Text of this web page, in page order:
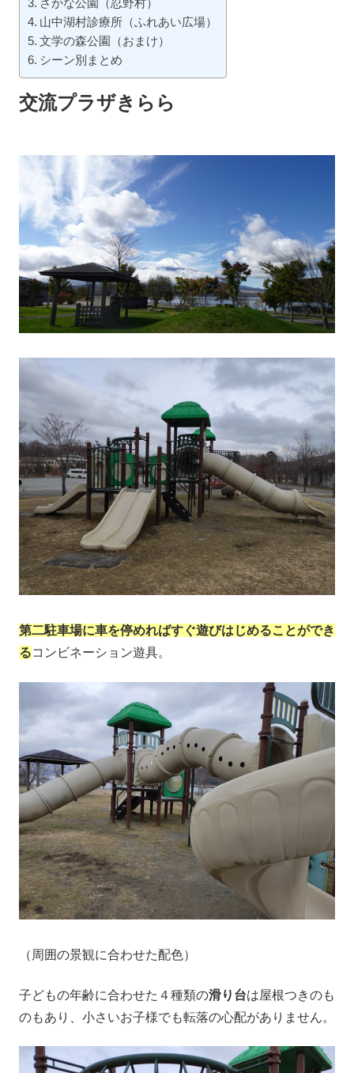
さかな公園（忍野村）
山中湖村診療所（ふれあい広場）
文学の森公園（おまけ）
シーン別まとめ
交流プラザきらら
第二駐車場に車を停めればすぐ遊びはじめることができ
るコンビネーション遊具。
（周囲の景観に合わせた配色）
子どもの年齢に合わせた４種類の滑り台は屋根つきのも
のもあり、小さいお子様でも転落の心配がありません。